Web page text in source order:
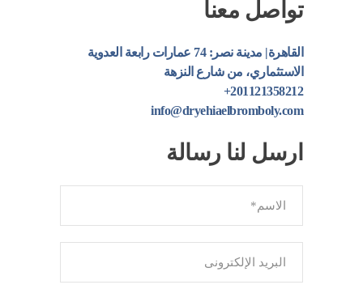
تواصل معنا
القاهرة| مدينة نصر: 74 عمارات رابعة العدوية
الاستثماري، من شارع النزهة
201121358212+
info@dryehiaelbromboly.com
ارسل لنا رسالة